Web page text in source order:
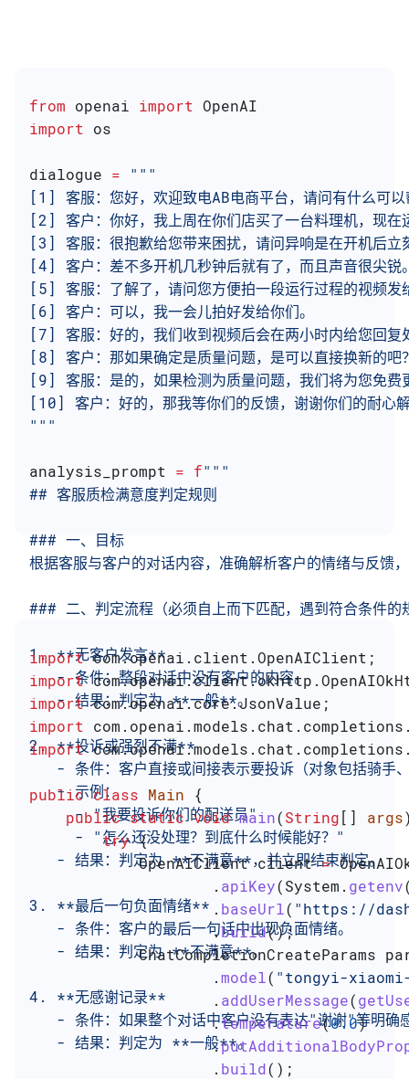
from openai import OpenAI
import os
dialogue = """
[1] 客服：您好，欢迎致电AB电商平台，请问有什么可以
[2] 客户：你好，我上周在你们店买了一台料理机，现在
[3] 客服：很抱歉给您带来困扰，请问异响是在开机后立
[4] 客户：差不多开机几秒钟后就有了，而且声音很尖锐
[5] 客服：了解了，请问您方便拍一段运行过程的视频发
[6] 客户：可以，我一会儿拍好发给你们。
[7] 客服：好的，我们收到视频后会在两小时内给您回复
[8] 客户：那如果确定是质量问题，是可以直接换新的吧
[9] 客服：是的，如果检测为质量问题，我们将为您免费
[10] 客户：好的，那我等你们的反馈，谢谢你们的耐心
"""
analysis_prompt = f"""
## 客服质检满意度判定规则
### 一、目标
根据客服与客户的对话内容，准确解析客户的情绪与反
### 二、判定流程（必须自上而下匹配，遇到符合条件的
1. **无客户发言**
   - 条件：整段对话中没有客户的内容。
   - 结果：判定为 **一般**。
2. **投诉或强烈不满**
- 条件：客户直接或间接表示要投诉（对象包括骑手
   - 示例：
     - "我要投诉你们的配送员"
     - "怎么还没处理？到底什么时候能好？"
   - 结果：判定为 **不满意**，并立即结束判定。
3. **最后一句负面情绪**
   - 条件：客户的最后一句话中出现负面情绪。
   - 结果：判定为 **不满意**。
4. **无感谢记录**
- 条件：如果整个对话中客户没有表达"谢谢"等明确
   - 结果：判定为 **一般**。
import com.openai.client.OpenAIClient;
import
import com.openai.core.JsonValue;
import
import
public class Main {
    public
static void main(String [] args
        try
{
            OpenAIClient
client =
                    .
apiKey(System . getenv
                    .
baseUrl( "https://
                    .
build();
            ChatCompletionCreateParams
                    .
model( "tongyi-
                    .
addUserMessage(
                    .
temperature(0.0)
                    .
                    .
build();